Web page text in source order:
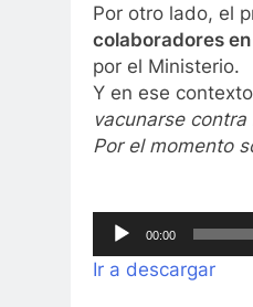
Por otro lado, el
colaboradores
por el Ministerio.
Y en ese
vacunarse
Por el momento
Reproductor
audio
00:00
Ir a descargar